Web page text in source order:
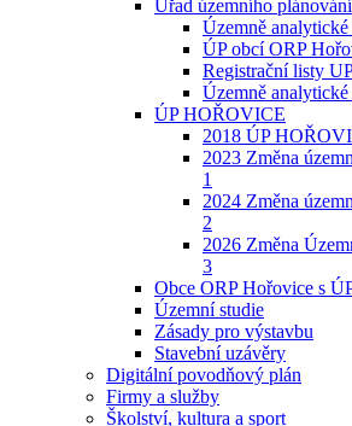
Úřad územního plánování
Územně
ÚP obcí ORP
Registrační listy
Územně
ÚP HOŘOVICE
2018 ÚP
2023 Změna
1
2024 Změna
2
2026 Změna
3
Obce ORP Hořovice s
Územní studie
Zásady pro výstavbu
Stavební uzávěry
Digitální povodňový plán
Firmy a služby
Školství, kultura a sport